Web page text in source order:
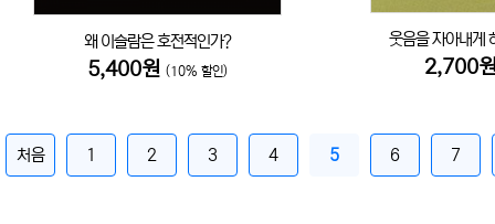
왜 이슬람은 호전적인가?
5,400원 (10% 할인)
웃음을 자아내게
2,700
처음 1 2 3 4 5 6 7